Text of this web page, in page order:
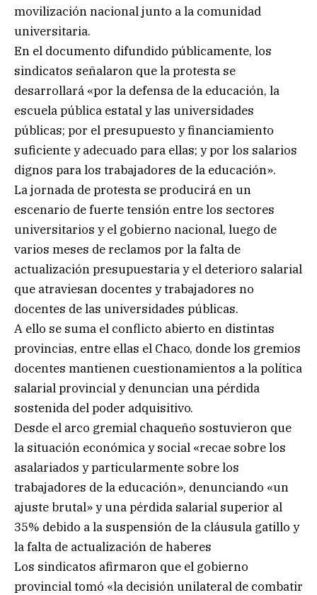
movilización nacional junto a la comunidad
universitaria.
En el documento difundido públicamente, los
sindicatos señalaron que la protesta se
desarrollará «por la defensa de la educación, la
escuela pública estatal y las universidades
públicas; por el presupuesto y financiamiento
suficiente y adecuado para ellas; y por los salarios
dignos para los trabajadores de la educación».
La jornada de protesta se producirá en un
escenario de fuerte tensión entre los sectores
universitarios y el gobierno nacional, luego de
varios meses de reclamos por la falta de
actualización presupuestaria y el deterioro salarial
que atraviesan docentes y trabajadores no
docentes de las universidades públicas.
A ello se suma el conflicto abierto en distintas
provincias, entre ellas el Chaco, donde los gremios
docentes mantienen cuestionamientos a la política
salarial provincial y denuncian una pérdida
sostenida del poder adquisitivo.
Desde el arco gremial chaqueño sostuvieron que
la situación económica y social «recae sobre los
asalariados y particularmente sobre los
trabajadores de la educación», denunciando «un
ajuste brutal» y una pérdida salarial superior al
35% debido a la suspensión de la cláusula gatillo y
la falta de actualización de haberes
Los sindicatos afirmaron que el gobierno
provincial tomó «la decisión unilateral de combatir